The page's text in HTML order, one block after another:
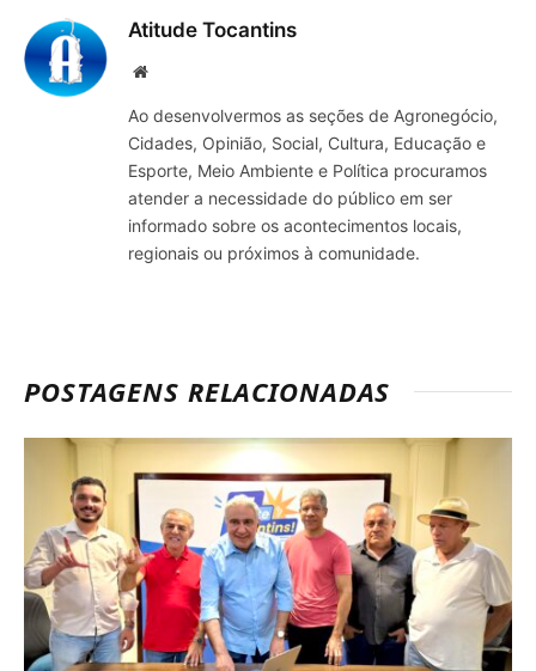
Atitude Tocantins
Site
Ao desenvolvermos as seções de Agronegócio,
Cidades, Opinião, Social, Cultura, Educação e
Esporte, Meio Ambiente e Política procuramos
atender a necessidade do público em ser
informado sobre os acontecimentos locais,
regionais ou próximos à comunidade.
POSTAGENS RELACIONADAS